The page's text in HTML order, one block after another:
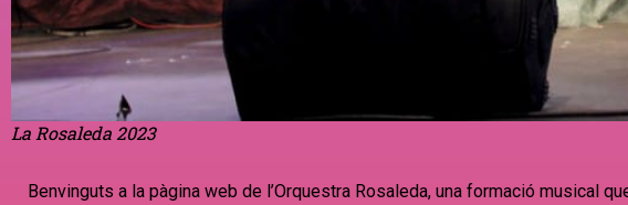
La Rosaleda 2023
Benvinguts a la pàgina web de l’Orquestra Rosaleda, una formació musical